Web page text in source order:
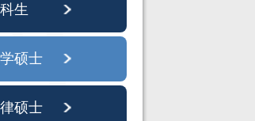
生
硕士
硕士